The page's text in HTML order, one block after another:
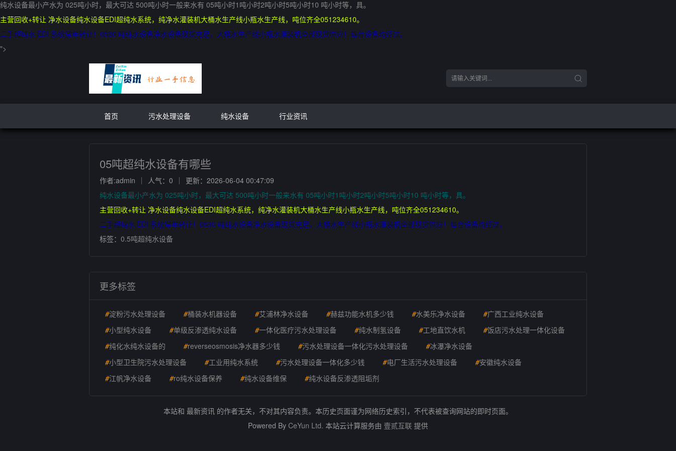
纯水设备最小产水为 025吨小时，最大可达 500吨小时一般来水有 05吨小时1吨小时2吨小时5吨小时10 吨小时等，具。
主营回收+转让 净水设备纯水设备EDI超纯水系统，纯净水灌装机大桶水生产线小瓶水生产线，吨位齐全051234610。
二手超纯水 EDI 系统常年转让！0530 吨纯水设备净水设备现货充足，大桶水生产线小瓶水灌装机全部现货供应！每台设备均经过。
">
首页 污水处理设备 纯水设备 行业资讯
05吨超纯水设备有哪些
作者:admin 人气：0
更新：2026-06-04 00:47:09
纯水设备最小产水为 025吨小时，最大可达 500吨小时一般来水有 05吨小时1吨小时2吨小时5吨小时10 吨小时等，具。
主营回收+转让 净水设备纯水设备EDI超纯水系统，纯净水灌装机大桶水生产线小瓶水生产线，吨位齐全051234610。
二手超纯水 EDI 系统常年转让！0530 吨纯水设备净水设备现货充足，大桶水生产线小瓶水灌装机全部现货供应！每台设备均经过。
标签： 0.5吨超纯水设备
更多标签
#淀粉污水处理设备 #桶装水机器设备 #艾浦林净水设备 #赫兹功能水机多少钱 #水美乐净水设备 #广西工业纯水设备
#小型纯水设备 #单级反渗透纯水设备 #一体化医疗污水处理设备 #纯水制氢设备 #工地直饮水机 #饭店污水处理一体化设备
#纯化水纯水设备的 #reverseosmosis净水器多少钱 #污水处理设备一体化污水处理设备 #冰瀑净水设备
#小型卫生院污水处理设备 #工业用纯水系统 #污水处理设备一体化多少钱 #电厂生活污水处理设备 #安徽纯水设备
#江帆净水设备 #ro纯水设备保养 #纯水设备维保 #纯水设备反渗透阻垢剂
本站和 最新资讯 的作者无关，不对其内容负责。本历史页面谨为网络历史索引，不代表被查询网站的即时页面。
Powered By CeYun Ltd. 本站云计算服务由 壹贰互联 提供